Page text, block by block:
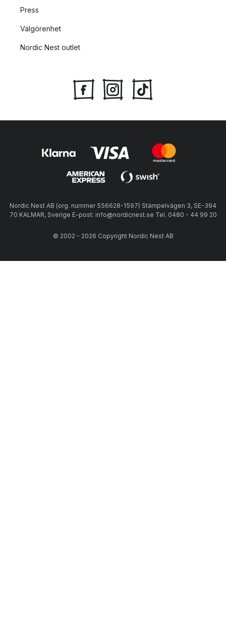
Press
Välgörenhet
Nordic Nest outlet
Nordic Nest AB (org. nummer 556628-1597) Stämpelvägen 3, SE-394
70 KALMAR, Sverige E-post: info@nordicnest.se Tel. 0480 - 44 99 20
© 2002 - 2026 Copyright Nordic Nest AB